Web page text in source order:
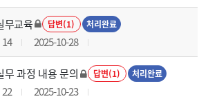
무교육 답변(1) 처리완료
14 2025-10-28
무 과정 내용 문의 답변(1) 처리완료
22 2025-10-23